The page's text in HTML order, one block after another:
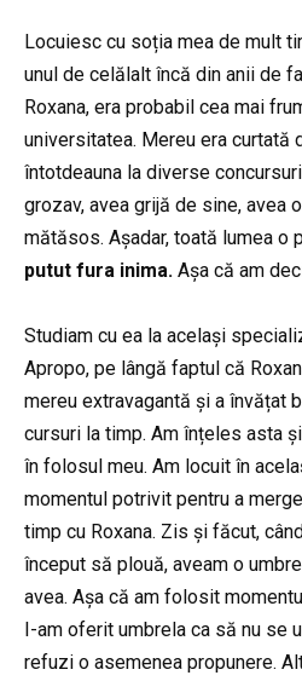
Locuiesc cu soția mea de mult
unul de celălalt încă din anii de
Roxana, era probabil cea mai
universitatea. Mereu era curtată
întotdeauna la diverse
grozav, avea grijă de sine, avea
mătăsos. Așadar, toată lumea o
putut fura inima. Așa că am
Studiam cu ea la același
Apropo, pe lângă faptul că
mereu extravagantă și a învățat
cursuri la timp. Am înțeles asta
în folosul meu. Am locuit în
momentul potrivit pentru a
timp cu Roxana. Zis și făcut,
început să plouă, aveam o
avea. Așa că am folosit
I-am oferit umbrela ca să nu se
refuzi o asemenea propunere.